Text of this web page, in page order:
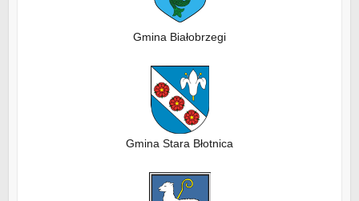
Gmina Białobrzegi
Gmina Stara Błotnica